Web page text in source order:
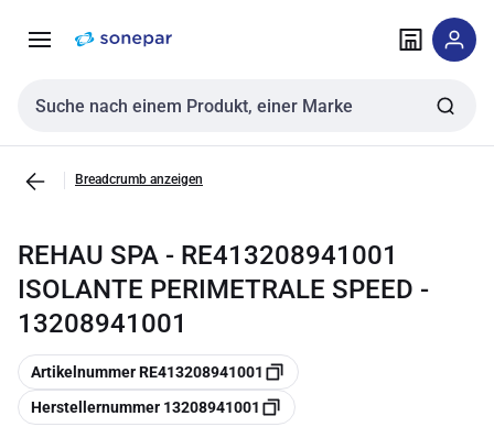
NavigationInhalt
Sucheingabe
Breadcrumb anzeigen
REHAU SPA - RE413208941001
ISOLANTE PERIMETRALE SPEED -
13208941001
Kopieren
Artikelnummer RE413208941001
Kopieren
Herstellernummer 13208941001